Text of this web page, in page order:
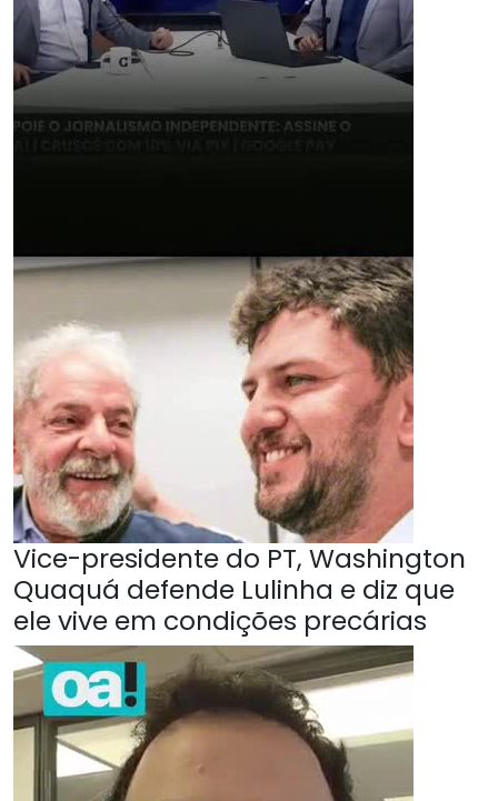
Vice-presidente do PT, Washington
Quaquá defende Lulinha e diz que
ele vive em condições precárias